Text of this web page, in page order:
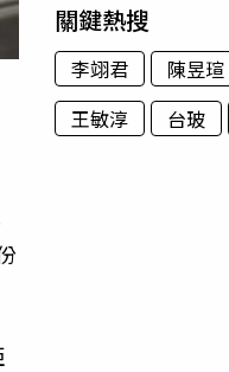
關鍵熱搜
李翊君 陳昱瑄
王敏淳
台玻